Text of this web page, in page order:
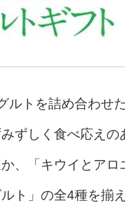
ルトを詰め合わせ
ずしく食べ応え
、「キウイとア
ト」の全4種を揃え